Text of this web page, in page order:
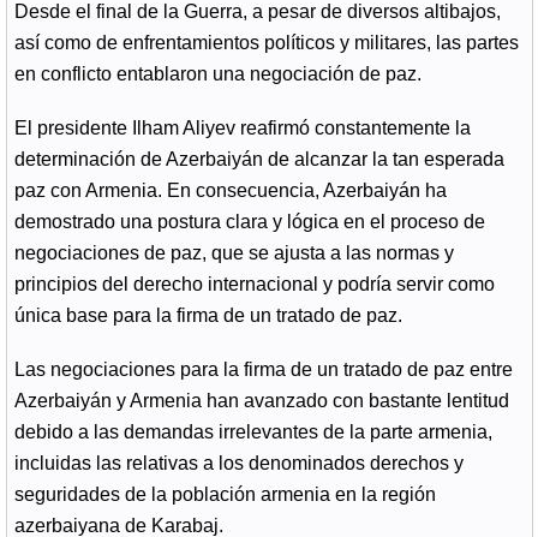
Desde el final de la Guerra, a pesar de diversos altibajos,
así como de enfrentamientos políticos y militares, las partes
en conflicto entablaron una negociación de paz.
El presidente Ilham Aliyev reafirmó constantemente la
determinación de Azerbaiyán de alcanzar la tan esperada
paz con Armenia. En consecuencia, Azerbaiyán ha
demostrado una postura clara y lógica en el proceso de
negociaciones de paz, que se ajusta a las normas y
principios del derecho internacional y podría servir como
única base para la firma de un tratado de paz.
Las negociaciones para la firma de un tratado de paz entre
Azerbaiyán y Armenia han avanzado con bastante lentitud
debido a las demandas irrelevantes de la parte armenia,
incluidas las relativas a los denominados derechos y
seguridades de la población armenia en la región
azerbaiyana de Karabaj.